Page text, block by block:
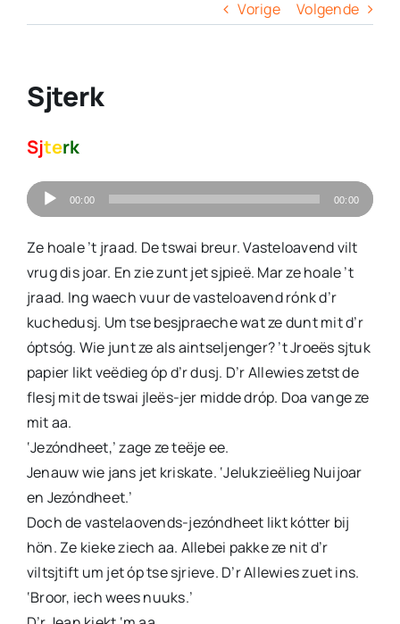
Vorige Volgende
Sjterk
Sjterk
Audiospeler
00:00 00:00
Ze hoale ’t jraad. De tswai breur. Vasteloavend vilt
vrug dis joar. En zie zunt jet sjpieë. Mar ze hoale ’t
jraad. Ing waech vuur de vasteloavend rónk d’r
kuchedusj. Um tse besjpraeche wat ze dunt mit d’r
óptsóg. Wie junt ze als aintseljenger? ’t Jroeës sjtuk
papier likt veëdieg óp d’r dusj. D’r Allewies zetst de
flesj mit de tswai jleës-jer midde dróp. Doa vange ze
mit aa.
‘Jezóndheet,’ zage ze teëje ee.
Jenauw wie jans jet kriskate. ‘Jelukzieëlieg Nuijoar
en Jezóndheet.’
Doch de vastelaovends-jezóndheet likt kótter bij
hön. Ze kieke ziech aa. Allebei pakke ze nit d’r
viltsjtift um jet óp tse sjrieve. D’r Allewies zuet ins.
‘Broor, iech wees nuuks.’